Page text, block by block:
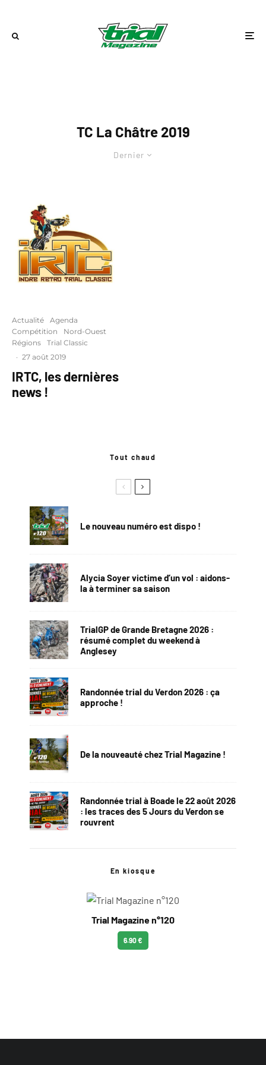
TC La Châtre 2019
Dernier
Actualité
Agenda
Compétition
Nord-Ouest
Régions
Trial Classic
· 27 août 2019
IRTC, les dernières
news !
Tout chaud
Le nouveau numéro est dispo !
Alycia Soyer victime d’un vol : aidons-
la à terminer sa saison
TrialGP de Grande Bretagne 2026 :
résumé complet du weekend à
Anglesey
Randonnée trial du Verdon 2026 : ça
approche !
De la nouveauté chez Trial Magazine !
Randonnée trial à Boade le 22 août 2026
: les traces des 5 Jours du Verdon se
rouvrent
En kiosque
Trial Magazine n°120
6.90 €